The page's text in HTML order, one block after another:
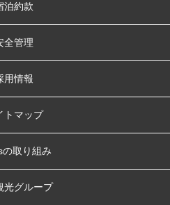
泊約款
全管理
用情報
トマップ
の取り組み
光グループ